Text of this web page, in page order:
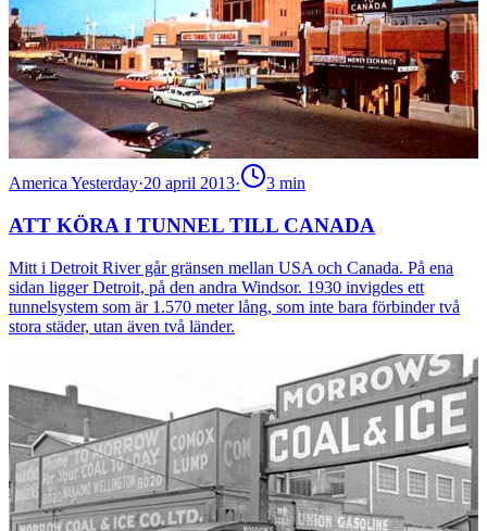
America Yesterday·20 april 2013· 3 min
ATT KÖRA I TUNNEL TILL CANADA
Mitt i Detroit River går gränsen mellan USA och Canada. På ena
sidan ligger Detroit, på den andra Windsor. 1930 invigdes ett
tunnelsystem som är 1.570 meter lång, som inte bara förbinder två
stora städer, utan även två länder.